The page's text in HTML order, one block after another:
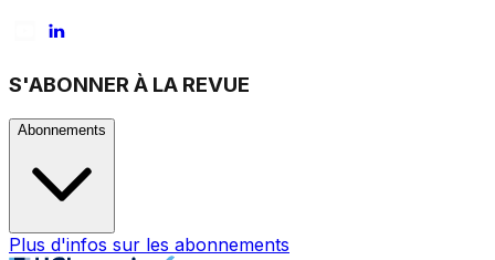
S'ABONNER À LA REVUE
Abonnements
Plus d'infos sur les abonnements